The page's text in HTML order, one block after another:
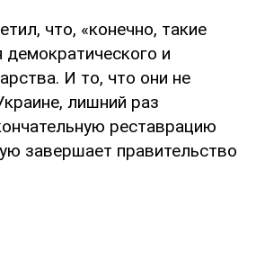
что, «конечно, такие
демократического и
И то, что они не
лишний раз
реставрацию
завершает правительство